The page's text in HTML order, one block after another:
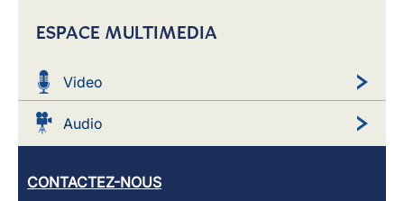
ESPACE MULTIMEDIA
Video
Audio
CONTACTEZ-NOUS